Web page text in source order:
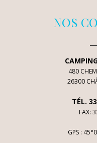
NOS
480
26300
TÉL.
FAX:
GPS :